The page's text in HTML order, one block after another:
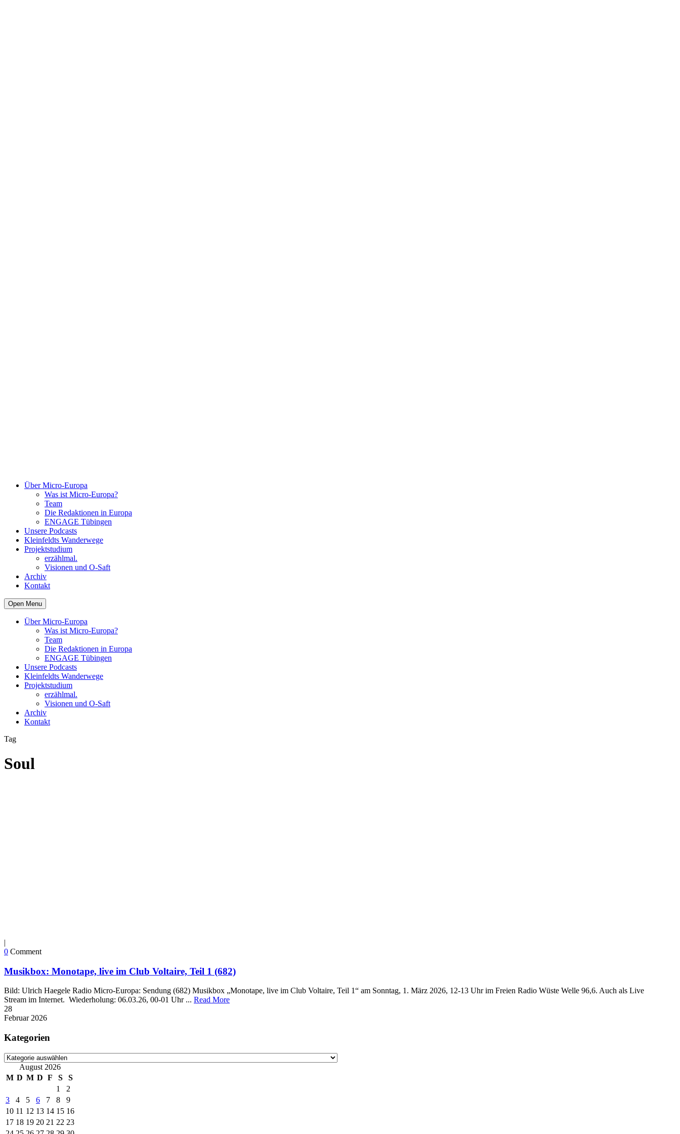
Über Micro-Europa
Was ist Micro-Europa?
Team
Die Redaktionen in Europa
ENGAGE Tübingen
Unsere Podcasts
Kleinfeldts Wanderwege
Projektstudium
erzählmal.
Visionen und O-Saft
Archiv
Kontakt
Open Menu
Über Micro-Europa
Was ist Micro-Europa?
Team
Die Redaktionen in Europa
ENGAGE Tübingen
Unsere Podcasts
Kleinfeldts Wanderwege
Projektstudium
erzählmal.
Visionen und O-Saft
Archiv
Kontakt
Tag
Soul
|
0 Comment
Musikbox: Monotape, live im Club Voltaire, Teil 1 (682)
Bild: Ulrich Haegele Radio Micro-Europa: Sendung (682) Musikbox „Monotape, live im Club Voltaire, Teil 1“ am Sonntag, 1. März 2026, 12-13 Uhr im Freien Radio Wüste Welle 96,6. Auch als Live
Stream im Internet. Wiederholung: 06.03.26, 00-01 Uhr ... Read More
28
Februar 2026
Kategorien
Kategorien
August 2026
M D M D F S
S
1
2
3
4 5 6 7 8
9
10 11 12 13 14 15 16
17 18 19 20 21 22 23